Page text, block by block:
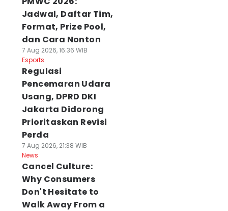
Jadwal, Daftar Tim,
Format, Prize Pool,
dan Cara Nonton
7 Aug 2026, 16:36 WIB
Esports
Regulasi
Pencemaran Udara
Usang, DPRD DKI
Jakarta Didorong
Prioritaskan Revisi
Perda
7 Aug 2026, 21:38 WIB
News
Cancel Culture:
Why Consumers
Don't Hesitate to
Walk Away From a